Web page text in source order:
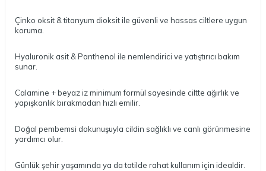
Çinko oksit & titanyum dioksit ile güvenli ve hassas ciltlere uygun
koruma.
Hyaluronik asit & Panthenol ile nemlendirici ve yatıştırıcı bakım
sunar.
Calamine + beyaz iz minimum formül sayesinde ciltte ağırlık ve
yapışkanlık bırakmadan hızlı emilir.
Doğal pembemsi dokunuşuyla cildin sağlıklı ve canlı görünmesine
yardımcı olur.
Günlük şehir yaşamında ya da tatilde rahat kullanım için idealdir.